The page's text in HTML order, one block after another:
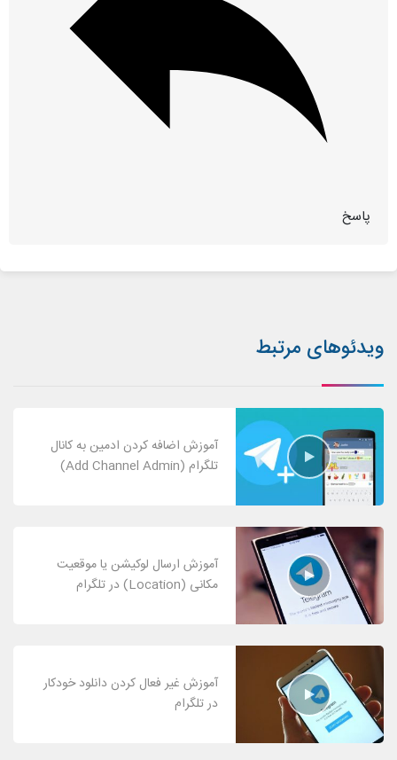
پاسخ
ویدئوهای مرتبط
آموزش اضافه کردن ادمین به کانال
تلگرام (Add Channel Admin)
آموزش ارسال لوکیشن یا موقعیت
مکانی (Location) در تلگرام
آموزش غیر فعال کردن دانلود خودکار
در تلگرام